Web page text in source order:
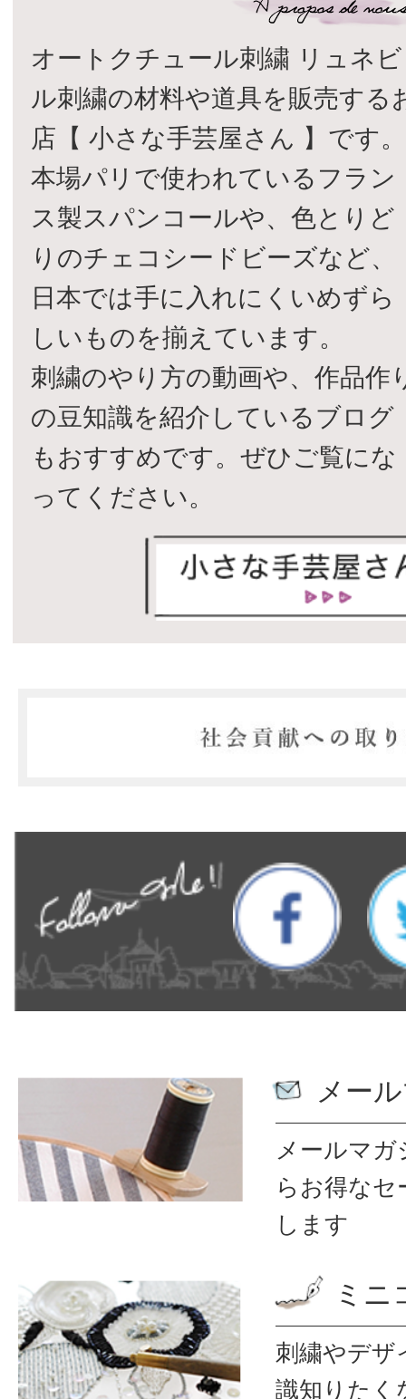
オートクチュール刺繍 リュネビ
ル刺繍の材料や道具を販売する
店【 小さな手芸屋さん 】です。
本場パリで使われているフラン
ス製スパンコールや、色とりど
りのチェコシードビーズなど、
日本では手に入れにくいめずら
しいものを揃えています。
刺繍のやり方の動画や、作品作
の豆知識を紹介しているブログ
もおすすめです。ぜひご覧にな
ってください。
メー
メールマ
ら お得なセ
します
ミニ
刺繍やデザ
識知りたく